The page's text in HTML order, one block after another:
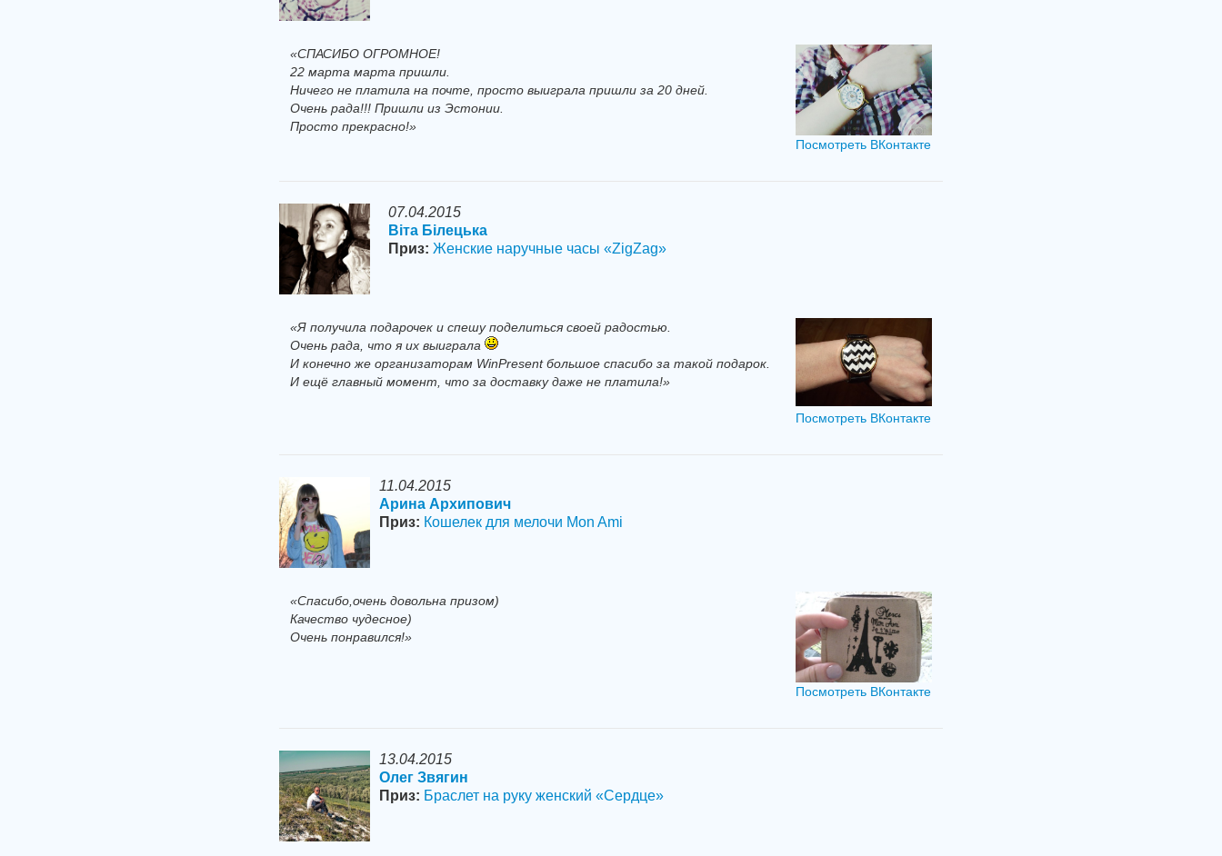
«СПАСИБО ОГРОМНОЕ!
22 марта марта пришли.
Ничего не платила на почте, просто выиграла пришли за 20 дней.
Очень рада!!! Пришли из Эстонии.
Просто прекрасно!»
Посмотреть ВКонтакте
07.04.2015
Вiта Бiлецька
Приз: Женские наручные часы «ZigZag»
«Я получила подарочек и спешу поделиться своей радостью.
Очень рада, что я их выиграла
И конечно же организаторам WinPresent большое спасибо за такой подарок.
И ещё главный момент, что за доставку даже не платила!»
Посмотреть ВКонтакте
11.04.2015
Арина Архипович
Приз: Кошелек для мелочи Mon Ami
«Спасибо,очень довольна призом)
Качество чудесное)
Очень понравился!»
Посмотреть ВКонтакте
13.04.2015
Олег Звягин
Приз: Браслет на руку женский «Сердце»